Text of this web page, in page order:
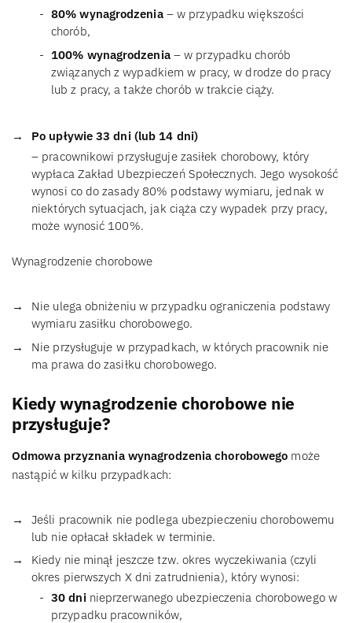
80% wynagrodzenia– w przypadku większości
chorób,
100% wynagrodzenia– w przypadku chorób
związanych z wypadkiem w pracy, w drodze do pracy
lub z pracy, a także chorób w trakcie ciąży.
Po upływie 33 dni (lub 14 dni)
– pracownikowi przysługuje zasiłek chorobowy, który
wypłaca Zakład Ubezpieczeń Społecznych. Jego wysokość
wynosi co do zasady 80% podstawy wymiaru, jednak w
niektórych sytuacjach, jak ciąża czy wypadek przy pracy,
może wynosić 100%.
Wynagrodzenie chorobowe
Nie ulega obniżeniu w przypadku ograniczenia podstawy
wymiaru zasiłku chorobowego.
Nie przysługuje w przypadkach, w których pracownik nie
ma prawa do zasiłku chorobowego.
Kiedy wynagrodzenie chorobowe nie
przysługuje?
Odmowa przyznania wynagrodzenia chorobowego może
nastąpić w kilku przypadkach:
Jeśli pracownik nie podlega ubezpieczeniu chorobowemu
lub nie opłacał składek w terminie.
Kiedy nie minął jeszcze tzw. okres wyczekiwania (czyli
okres pierwszych X dni zatrudnienia), który wynosi:
30 dninieprzerwanego ubezpieczenia chorobowego w
przypadku pracowników,